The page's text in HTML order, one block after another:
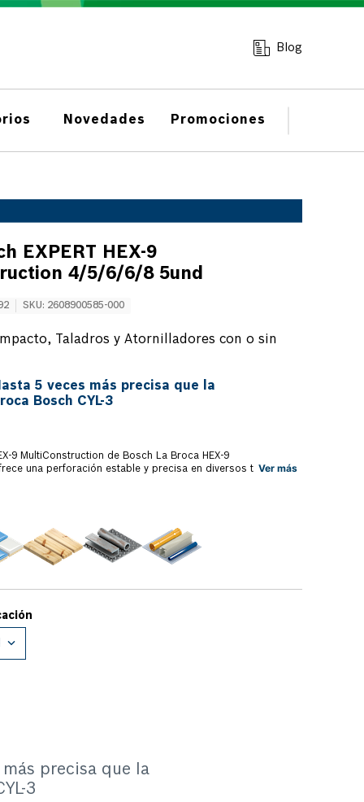
Blog
Novedades Promociones
EXPERT HEX-9
4/5/6/6/8 5und
SKU: 2608900585-000
Taladros y Atornilladores con o sin
5 veces más precisa que la
Bosch CYL-3
de Bosch La Broca HEX-9
una perforación estable y precisa en diversos tipos de
hace que la Broca sea más resistente al desgaste.
permite una perforación estable de principio a fin.
mampostería, ladrillo, fibrocemento, materiales de
materiales multicapa, cerámica y baldosas, madera,
metal delgadas y aluminio. Es hasta 5 veces más precisa que
Ver más
más precisa que la
3